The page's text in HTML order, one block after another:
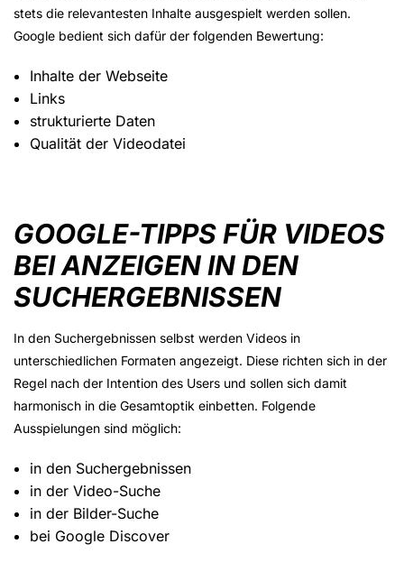
stets die relevantesten Inhalte ausgespielt werden sollen.
Google bedient sich dafür der folgenden Bewertung:
Inhalte der Webseite
Links
strukturierte Daten
Qualität der Videodatei
GOOGLE-TIPPS FÜR VIDEOS
BEI ANZEIGEN IN DEN
SUCHERGEBNISSEN
In den Suchergebnissen selbst werden Videos in
unterschiedlichen Formaten angezeigt. Diese richten sich in der
Regel nach der Intention des Users und sollen sich damit
harmonisch in die Gesamtoptik einbetten. Folgende
Ausspielungen sind möglich:
in den Suchergebnissen
in der Video-Suche
in der Bilder-Suche
bei Google Discover